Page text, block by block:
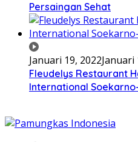
Persaingan Sehat
Januari 19, 2022Januari
Fleudelys Restaurant
International